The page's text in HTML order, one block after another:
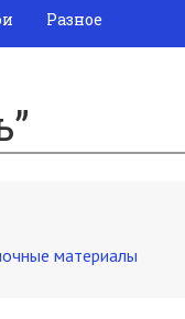
Разное
материалы